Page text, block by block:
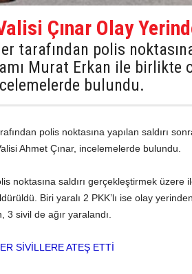
Çınar Olay
tarafından polis
Murat Erkan ile
bulundu.
polis noktasına yapılan saldırı
Ahmet Çınar, incelemelerde bulundu.
noktasına saldırı gerçekleştirmek
Biri yaralı 2 PKK’lı ise olay
3 sivil de ağır yaralandı.
SİVİLLERE ATEŞ ETTİ